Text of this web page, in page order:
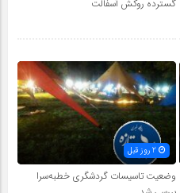
گسترده روکش آسفالت
وضعیت تاسیسات گردشگری خطبه‌سرا